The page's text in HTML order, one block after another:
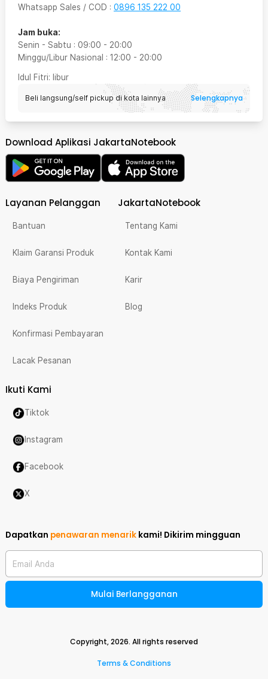
Whatsapp Sales / COD : 0896 135 222 00
Jam buka:
Senin - Sabtu : 09:00 - 20:00
Minggu/Libur Nasional : 12:00 - 20:00
Idul Fitri: libur
Beli langsung/self pickup di kota lainnya Selengkapnya
Download Aplikasi JakartaNotebook
Layanan Pelanggan
Bantuan
Klaim Garansi Produk
Biaya Pengiriman
Indeks Produk
Konfirmasi Pembayaran
Lacak Pesanan
JakartaNotebook
Tentang Kami
Kontak Kami
Karir
Blog
Ikuti Kami
Tiktok
Instagram
Facebook
X
Dapatkan penawaran menarik kami! Dikirim mingguan
Email Anda
Mulai Berlangganan
Copyright,2026. All rights reserved
Terms & Conditions